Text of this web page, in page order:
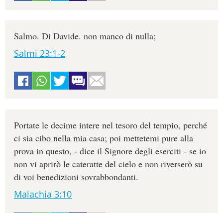
Salmo. Di Davide. non manco di nulla;
Salmi 23:1-2
Portate le decime intere nel tesoro del tempio, perché
ci sia cibo nella mia casa; poi mettetemi pure alla
prova in questo, - dice il Signore degli eserciti - se io
non vi aprirò le cateratte del cielo e non riverserò su
di voi benedizioni sovrabbondanti.
Malachia 3:10